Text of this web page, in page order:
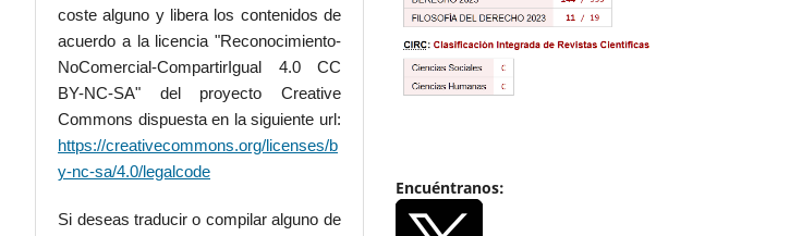
coste alguno y libera los contenidos de
acuerdo a la licencia "Reconocimiento-
NoComercial-CompartirIgual 4.0 CC
BY-NC-SA" del proyecto Creative
Commons dispuesta en la siguiente url:
https://creativecommons.org/licenses/b
y-nc-sa/4.0/legalcode
Si deseas traducir o compilar alguno de
Encuéntranos: